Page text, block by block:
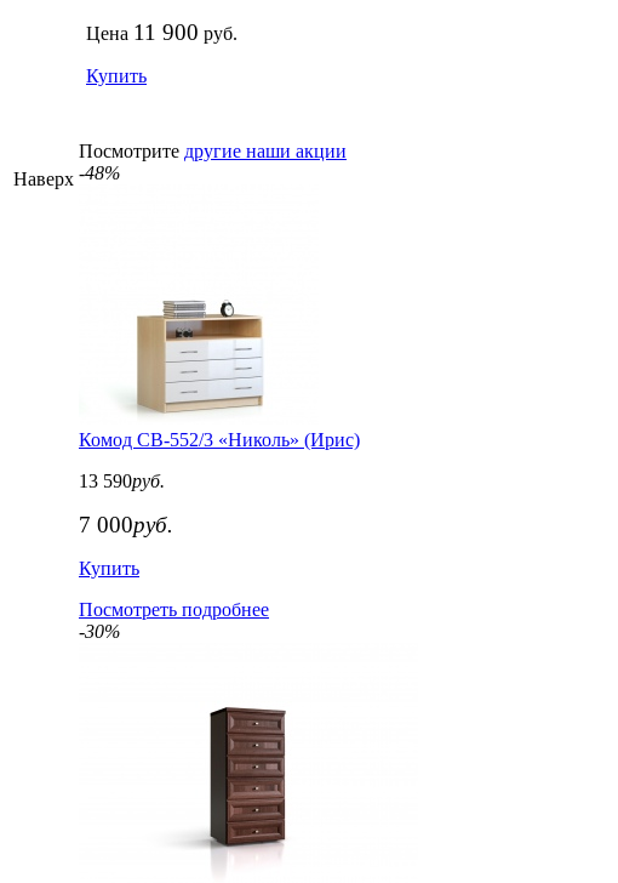
Наверх
Цена 11 900 руб.
Купить
Посмотрите другие наши акции
-48%
Комод СВ-552/3 «Николь» (Ирис)
13 590руб.
7 000руб.
Купить
Посмотреть подробнее
-30%